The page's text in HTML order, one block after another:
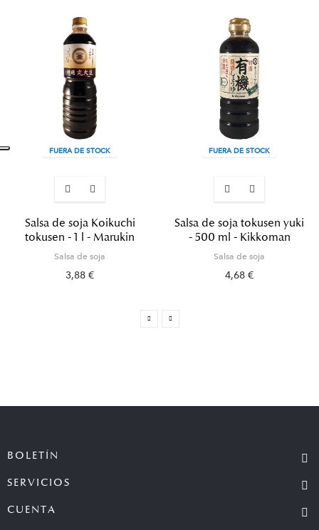
FUERA DE STOCK
Salsa de soja Koikuchi
tokusen - 1 l - Marukin
Salsa de soja
3,88 €
FUERA DE STOCK
Salsa de soja tokusen yuki
- 500 ml - Kikkoman
Salsa de soja
4,68 €
BOLETÍN
SERVICIOS
CUENTA